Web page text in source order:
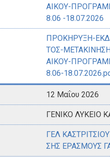
ΑΙΚΟΥ-
8.06 -18.07.2026
ΠΡΟΚΗΡΥΞΗ-
ΤΟΣ-
ΑΙΚΟΥ-
8.06-
12 Μαΐου 2026
ΓΕΝΙΚΟ ΛΥΚΕΙΟ
ΓΕΛ
ΣΗΣ ΕΡΑΣΜΟΥΣ